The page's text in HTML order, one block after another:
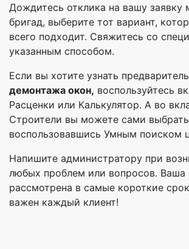
Дождитесь отклика на вашу заявку
бригад, выберите тот вариант,
всего подходит. Свяжитесь со
указанным способом.
Если вы хотите узнать
демонтажа окон, воспользуйтесь
Расценки или Калькулятор. А во
Строители вы можете сами
воспользовавшись Умным поиском
Напишите администратору при
любых проблем или вопросов. Ваша
рассмотрена в самые короткие
важен каждый клиент!